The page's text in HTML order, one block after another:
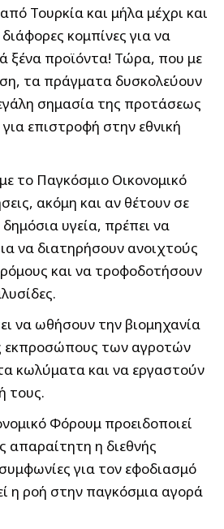
Τουρκία και μήλα μέχρι και
κομπίνες για να
ξένα προϊόντα! Τώρα, που με
τα πράγματα δυσκολεύουν
σημασία της προτάσεως
επιστροφή στην εθνική
το Παγκόσμιο Οικονομικό
ακόμη και αν θέτουν σε
υγεία, πρέπει να
να διατηρήσουν ανοιχτούς
και να τροφοδοτήσουν
να ωθήσουν την βιομηχανία
εκπροσώπους των αγροτών
κωλύματα και να εργαστούν
τους.
Φόρουμ προειδοποιεί
απαραίτητη η διεθνής
για τον εφοδιασμό
η ροή στην παγκόσμια αγορά